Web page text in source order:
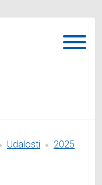
Udalosti
2025